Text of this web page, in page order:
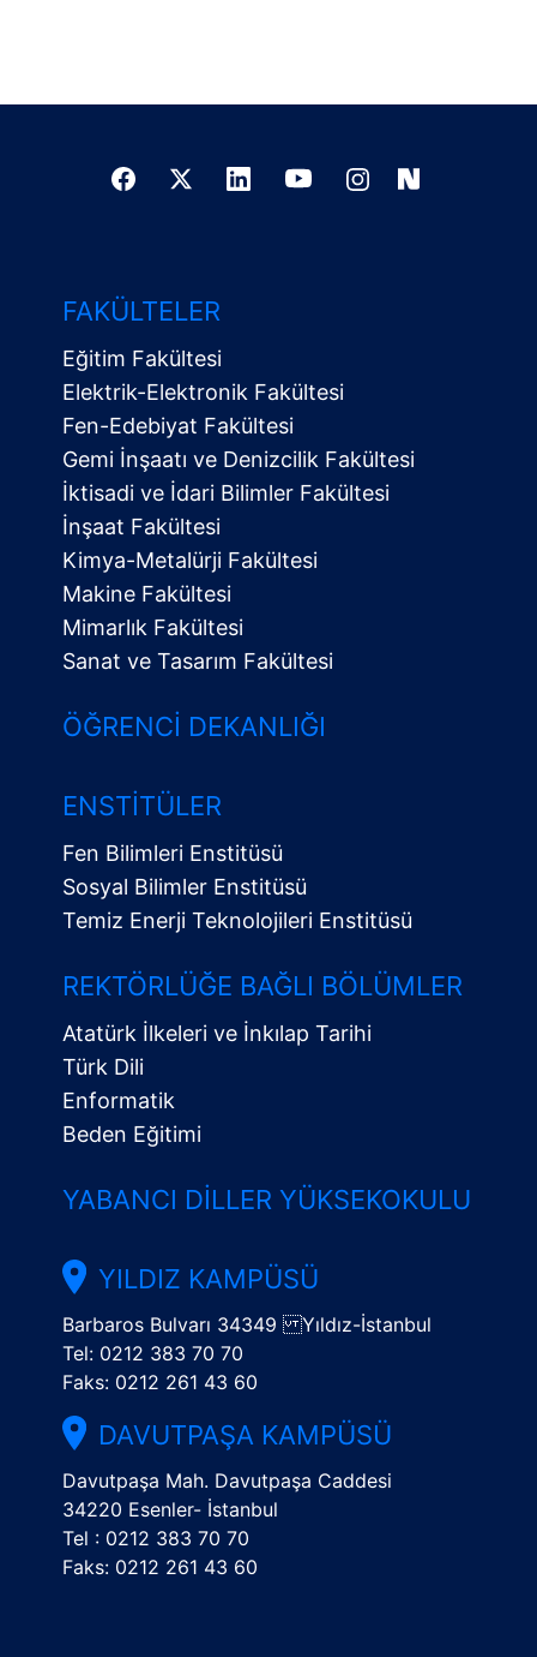
Menü
FAKÜLTELER
Eğitim Fakültesi
Elektrik-Elektronik Fakültesi
Fen-Edebiyat Fakültesi
Gemi İnşaatı ve Denizcilik Fakültesi
İktisadi ve İdari Bilimler Fakültesi
İnşaat Fakültesi
Kimya-Metalürji Fakültesi
Makine Fakültesi
Mimarlık Fakültesi
Sanat ve Tasarım Fakültesi
ÖĞRENCI DEKANLIĞI
ENSTITÜLER
Fen Bilimleri Enstitüsü
Sosyal Bilimler Enstitüsü
Temiz Enerji Teknolojileri Enstitüsü
REKTÖRLÜĞE BAĞLI BÖLÜMLER
Atatürk İlkeleri ve İnkılap Tarihi
Türk Dili
Enformatik
Beden Eğitimi
YABANCI DILLER YÜKSEKOKULU
YILDIZ KAMPÜSÜ
Barbaros Bulvarı 34349 Yıldız-İstanbul
Tel: 0212 383 70 70
Faks: 0212 261 43 60
DAVUTPAŞA KAMPÜSÜ
Davutpaşa Mah. Davutpaşa Caddesi
34220 Esenler- İstanbul
Tel : 0212 383 70 70
Faks: 0212 261 43 60